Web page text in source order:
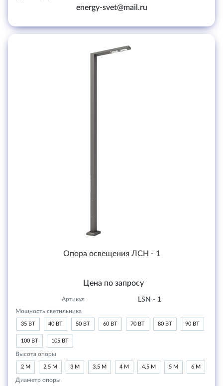
energy-svet@mail.ru
Опора освещения ЛСН - 1
Цена по запросу
Артикул LSN - 1
Мощность светильника
35 ВТ 40 ВТ 50 ВТ 60 ВТ 70 ВТ 80 ВТ 90 ВТ
100 ВТ 105 ВТ
Высота опоры
2 М 2,5 М 3 М 3,5 М 4 М 4,5 М 5 М 6 М
Диаметр опоры